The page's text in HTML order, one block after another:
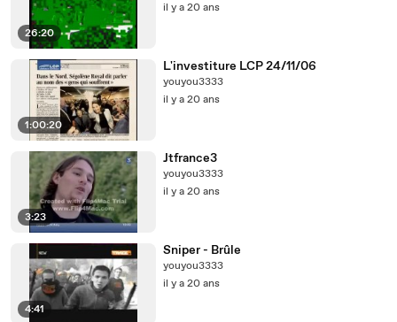
26:20
il y a 20 ans
1:00:20
L'investiture LCP 24/11/06
youyou3333
il y a 20 ans
3:23
Jtfrance3
youyou3333
il y a 20 ans
4:41
Sniper - Brûle
youyou3333
il y a 20 ans